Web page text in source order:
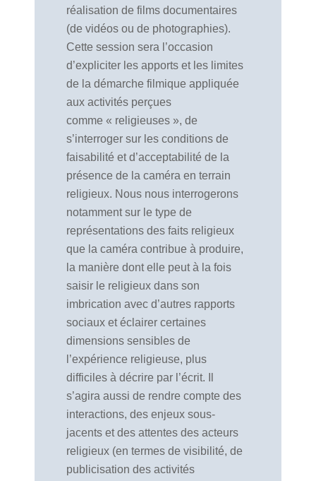
réalisation de films documentaires
(de vidéos ou de photographies).
Cette session sera l’occasion
d’expliciter les apports et les limites
de la démarche filmique appliquée
aux activités perçues
comme « religieuses », de
s’interroger sur les conditions de
faisabilité et d’acceptabilité de la
présence de la caméra en terrain
religieux. Nous nous interrogerons
notamment sur le type de
représentations des faits religieux
que la caméra contribue à produire,
la manière dont elle peut à la fois
saisir le religieux dans son
imbrication avec d’autres rapports
sociaux et éclairer certaines
dimensions sensibles de
l’expérience religieuse, plus
difficiles à décrire par l’écrit. Il
s’agira aussi de rendre compte des
interactions, des enjeux sous-
jacents et des attentes des acteurs
religieux (en termes de visibilité, de
publicisation des activités